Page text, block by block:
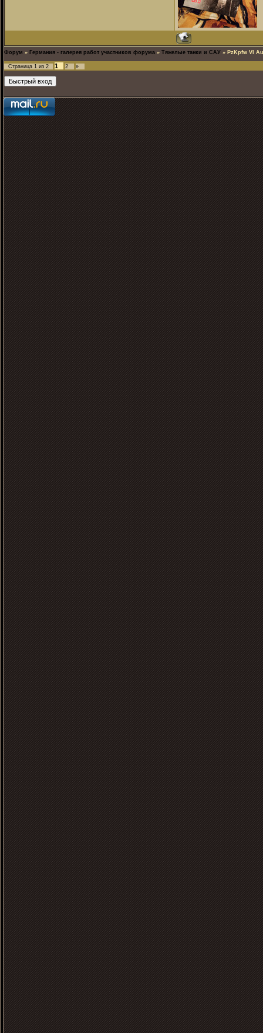
Форум » Германия - галерея работ участников форума » Тяжелые танки и САУ » PzKpfw VI
Страница 1 из 2 1 2 »